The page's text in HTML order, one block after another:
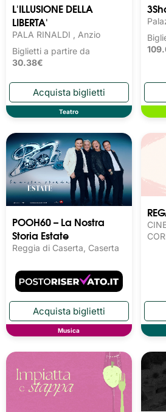
L'ILLUSIONE DELLA
LIBERTA'
PALA RINALDI , Anzio
Biglietti a partire da
30.38€
Teatro
POOH60 – La Nostra
Storia Estate
Reggia di Caserta, Caserta
Musica